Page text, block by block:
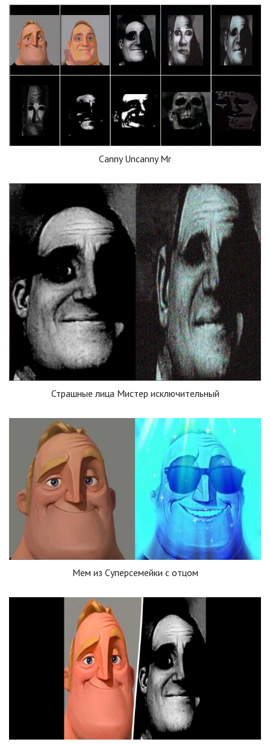
Canny Uncanny Mr
Страшные лица Мистер исключительный
Мем из Суперсемейки с отцом